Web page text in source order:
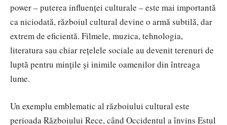
power – puterea influenței culturale – este mai importantă
ca niciodată, războiul cultural devine o armă subtilă, dar
extrem de eficientă. Filmele, muzica, tehnologia,
literatura sau chiar rețelele sociale au devenit terenuri de
luptă pentru mințile și inimile oamenilor din întreaga
lume.
Un exemplu emblematic al războiului cultural este
perioada Războiului Rece, când Occidentul a învins Estul